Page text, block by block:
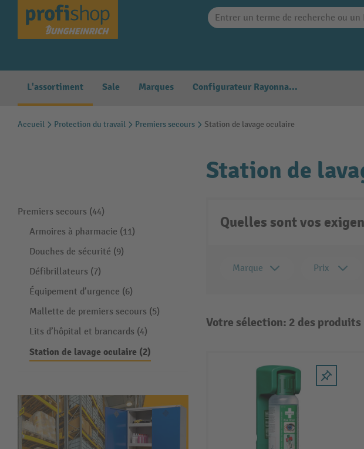
Skip to main navigation
L'assortiment Sale Marques Configurateur Rayonnages
Accueil Protection du travail Premiers secours Station de lavage oculaire
Premiers secours (44)
Armoires à pharmacie (11)
Douches de sécurité (9)
Défibrillateurs (7)
Équipement d’urgence (6)
Mallette de premiers secours (5)
Lits d’hôpital et brancards (4)
Station de lavage oculaire (2)
Station de
Quelles sont vos
Marque Prix
Votre sélection: 2 des produits